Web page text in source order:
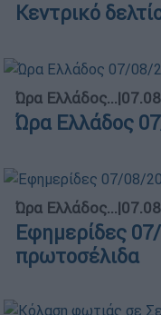
Κεντρικό
Ώρα Ελλάδος...|
Ώρα Ελλάδος
Ώρα Ελλάδος...|
Εφημερίδες
πρωτοσέλιδα